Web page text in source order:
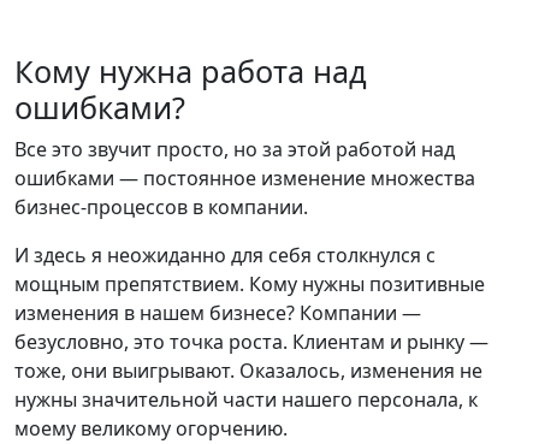
Кому нужна работа над
ошибками?
Все это звучит просто, но за этой работой над
ошибками — постоянное изменение множества
бизнес-процессов в компании.
И здесь я неожиданно для себя столкнулся с
мощным препятствием. Кому нужны позитивные
изменения в нашем бизнесе? Компании —
безусловно, это точка роста. Клиентам и рынку —
тоже, они выигрывают. Оказалось, изменения не
нужны значительной части нашего персонала, к
моему великому огорчению.